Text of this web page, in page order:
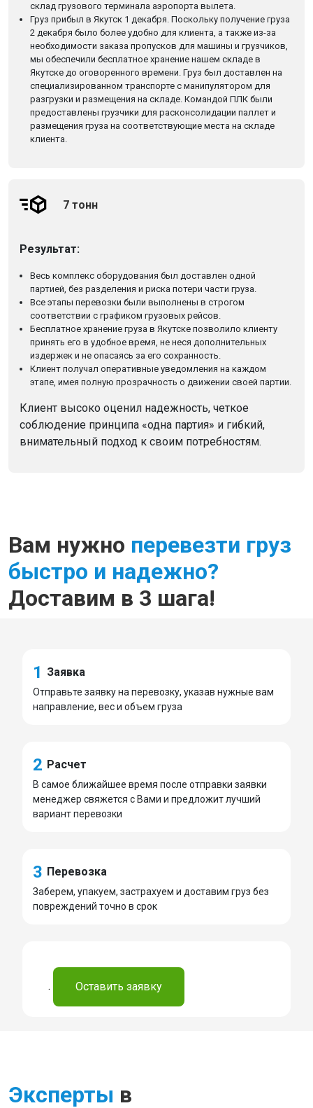
склад грузового терминала аэропорта вылета.
Груз прибыл в Якутск 1 декабря. Поскольку получение груза
2 декабря было более удобно для клиента, а также из-за
необходимости заказа пропусков для машины и грузчиков,
мы обеспечили бесплатное хранение нашем складе в
Якутске до оговоренного времени. Груз был доставлен на
специализированном транспорте с манипулятором для
разгрузки и размещения на складе. Командой ПЛК были
предоставлены грузчики для расконсолидации паллет и
размещения груза на соответствующие места на складе
клиента.
7 тонн
Результат:
Весь комплекс оборудования был доставлен одной
партией, без разделения и риска потери части груза.
Все этапы перевозки были выполнены в строгом
соответствии с графиком грузовых рейсов.
Бесплатное хранение груза в Якутске позволило клиенту
принять его в удобное время, не неся дополнительных
издержек и не опасаясь за его сохранность.
Клиент получал оперативные уведомления на каждом
этапе, имея полную прозрачность о движении своей партии.
Клиент высоко оценил надежность, четкое
соблюдение принципа «одна партия» и гибкий,
внимательный подход к своим потребностям.
Вам нужно перевезти груз
быстро и надежно?
Доставим в 3 шага!
1 Заявка
Отправьте заявку на перевозку, указав нужные вам
направление, вес и объем груза
2 Расчет
В самое ближайшее время после отправки заявки
менеджер свяжется с Вами и предложит лучший
вариант перевозки
3 Перевозка
Заберем, упакуем, застрахуем и доставим груз без
повреждений точно в срок
. Оставить заявку
Эксперты в